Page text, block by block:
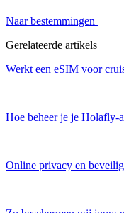
Naar bestemmingen
Gerelateerde artikels
Werkt een eSIM voor
Hoe beheer je je Holafly-
Online privacy en